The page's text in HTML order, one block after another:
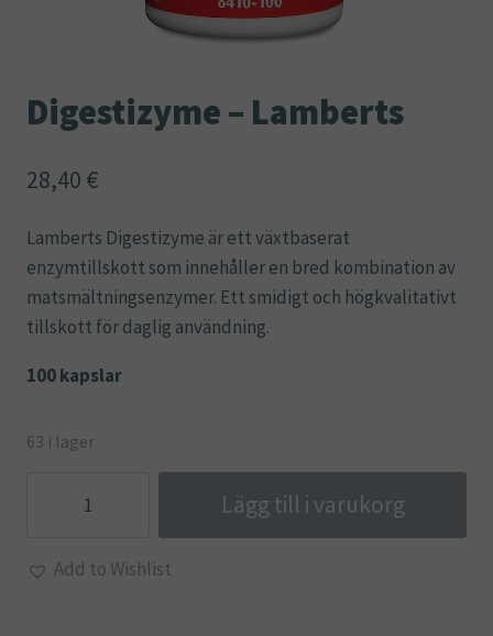
Digestizyme – Lamberts
28,40 €
Lamberts Digestizyme är ett växtbaserat
enzymtillskott som innehåller en bred kombination av
matsmältningsenzymer. Ett smidigt och högkvalitativt
tillskott för daglig användning.
100 kapslar
63 i lager
mängd
Lägg till i varukorg
Add to Wishlist